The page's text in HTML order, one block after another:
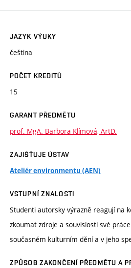
JAZYK VÝUKY
čeština
POČET KREDITŮ
15
GARANT PŘEDMĚTU
prof. MgA. Barbora Klímová, ArtD.
ZAJIŠŤUJE ÚSTAV
Ateliér environmentu (AEN)
VSTUPNÍ ZNALOSTI
Studenti autorsky výrazně reagují na
zkoumat zdroje a souvislosti své
současném kulturním dění a v jeho
ZPŮSOB ZAKONČENÍ PŘEDMĚTU A